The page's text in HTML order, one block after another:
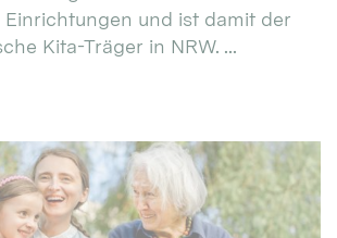
und ist damit der
Kita-Träger in NRW. ...